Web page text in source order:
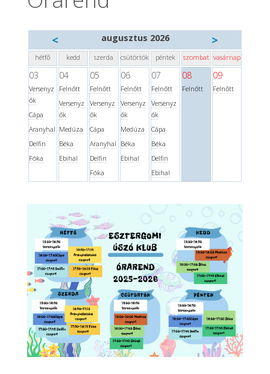
< augusztus 2026 >
hétfő kedd szerda csütörtök péntek szombat vasárnap
03
Versenyz
ők
Cápa
Aranyhal
Delfin
Fóka
04
Felnőtt
Versenyz
ők
Medúza
Béka
Ebihal
05
Felnőtt
Versenyz
ők
Cápa
Aranyhal
Delfin
Fóka
06
Felnőtt
Versenyz
ők
Medúza
Béka
Ebihal
07
Felnőtt
Versenyz
ők
Cápa
Béka
Delfin
Ebihal
08
Felnőtt
09
Felnőtt